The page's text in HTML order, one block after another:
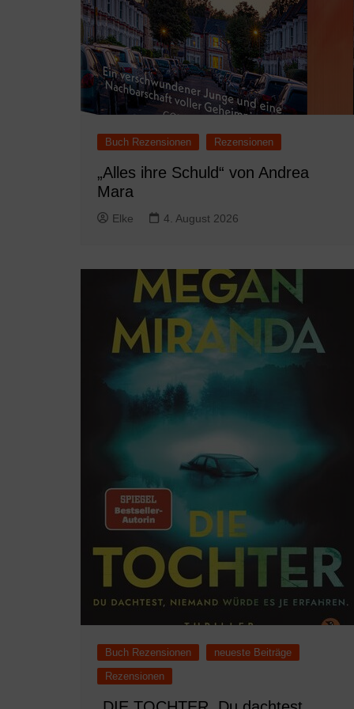
Buch Rezensionen Rezensionen
„Alles ihre Schuld“ von Andrea
Mara
Elke 4. August 2026
Buch Rezensionen
neueste Beiträge
Rezensionen